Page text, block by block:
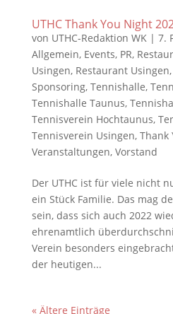
UTHC Thank You Night
von UTHC-Redaktion WK| 7.
Allgemein, Events, PR,
Usingen, Restaurant Usingen,
Sponsoring, Tennishalle,
Tennishalle Taunus,
Tennisverein Hochtaunus,
Tennisverein Usingen, Thank
Veranstaltungen, Vorstand
Der UTHC ist für viele nicht
ein Stück Familie. Das mag
sein, dass sich auch 2022
ehrenamtlich
Verein besonders
der heutigen...
« Ältere Einträge